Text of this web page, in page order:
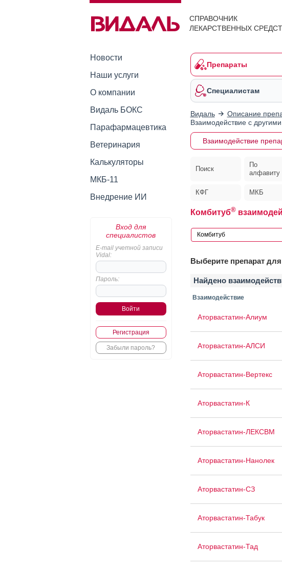
СПРАВОЧНИК
ЛЕКАРСТВЕННЫХ
Новости
Наши услуги
О компании
Видаль БОКС
Парафармацевтика
Ветеринария
Калькуляторы
МКБ-11
Внедрение ИИ
Вход для
специалистов
E-mail учетной записи
Vidal:
Пароль:
Регистрация
Забыли пароль?
Препараты
Специалистам
Видаль Описание
Взаимодействие с
Взаимодействие
Поиск
По
алфавиту
КФГ МКБ
Комбитуб®
Выберите препарат
Найдено
Взаимодействие
Аторвастатин-Алиум
Аторвастатин-АЛСИ
Аторвастатин-Вертекс
Аторвастатин-К
Аторвастатин-ЛЕКСВМ
Аторвастатин-Нанолек
Аторвастатин-СЗ
Аторвастатин-Табук
Аторвастатин-Тад